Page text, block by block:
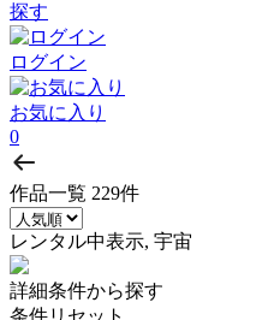
探す
ログイン
お気に入り
0
作品一覧 229件
レンタル中表示, 宇宙
詳細条件から探す
条件リセット